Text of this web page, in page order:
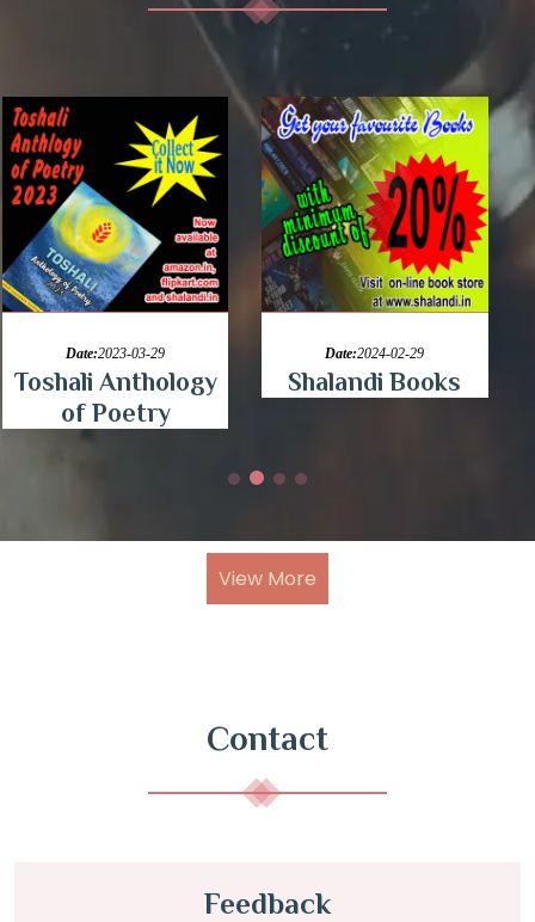
View More
Contact
Feedback